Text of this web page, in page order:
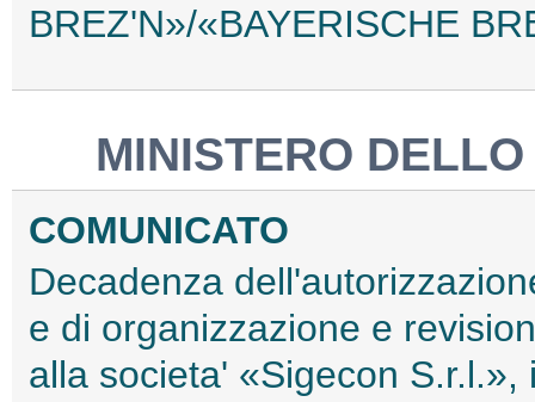
BREZ'N»/«BAYERISCHE
MINISTERO
COMUNICATO
Decadenza
e di organizzazione e
alla societa' «Sigecon